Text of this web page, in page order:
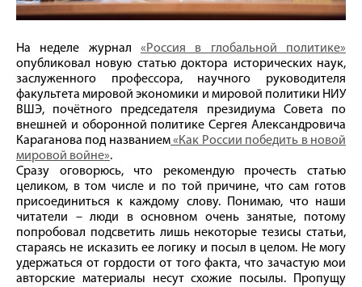
На неделе журнал «Россия в глобальной политике»
опубликовал новую статью доктора исторических наук,
заслуженного профессора, научного руководителя
факультета мировой экономики и мировой политики НИУ
ВШЭ, почётного председателя президиума Совета по
внешней и оборонной политике Сергея Александровича
Караганова под названием«Как России победить в новой
мировой войне».
Сразу оговорюсь, что рекомендую прочесть статью
целиком, в том числе и по той причине, что сам готов
присоединиться к каждому слову. Понимаю, что наши
читатели – люди в основном очень занятые, потому
попробовал подсветить лишь некоторые тезисы статьи,
стараясь не исказить ее логику и посыл в целом. Не могу
удержаться от гордости от того факта, что зачастую мои
авторские материалы несут схожие посылы. Пропущу